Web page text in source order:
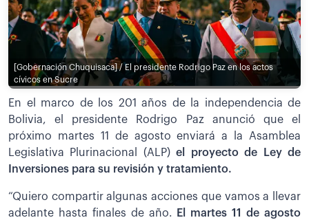
[Gobernación Chuquisaca] / El presidente Rodrigo Paz en los actos
cívicos en Sucre
En el marco de los 201 años de la independencia de
Bolivia, el presidente Rodrigo Paz anunció que el
próximo martes 11 de agosto enviará a la Asamblea
Legislativa Plurinacional (ALP)el proyecto de Ley de
Inversiones para su revisión y tratamiento.
“Quiero compartir algunas acciones que vamos a llevar
adelante hasta finales de año.
El martes 11 de agosto